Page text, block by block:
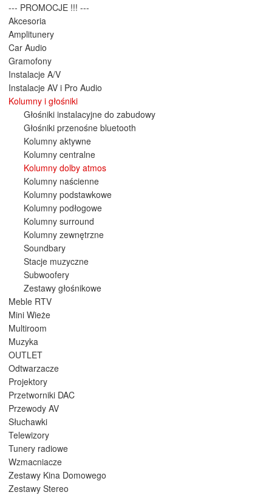
--- PROMOCJE !!! ---
Akcesoria
Amplitunery
Car Audio
Gramofony
Instalacje A/V
Instalacje AV i Pro Audio
Kolumny i głośniki
Głośniki instalacyjne do zabudowy
Głośniki przenośne bluetooth
Kolumny aktywne
Kolumny centralne
Kolumny dolby atmos
Kolumny naścienne
Kolumny podstawkowe
Kolumny podłogowe
Kolumny surround
Kolumny zewnętrzne
Soundbary
Stacje muzyczne
Subwoofery
Zestawy głośnikowe
Meble RTV
Mini Wieże
Multiroom
Muzyka
OUTLET
Odtwarzacze
Projektory
Przetworniki DAC
Przewody AV
Słuchawki
Telewizory
Tunery radiowe
Wzmacniacze
Zestawy Kina Domowego
Zestawy Stereo